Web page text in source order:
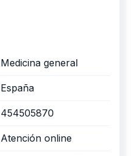
Medicina general
España
454505870
Atención online